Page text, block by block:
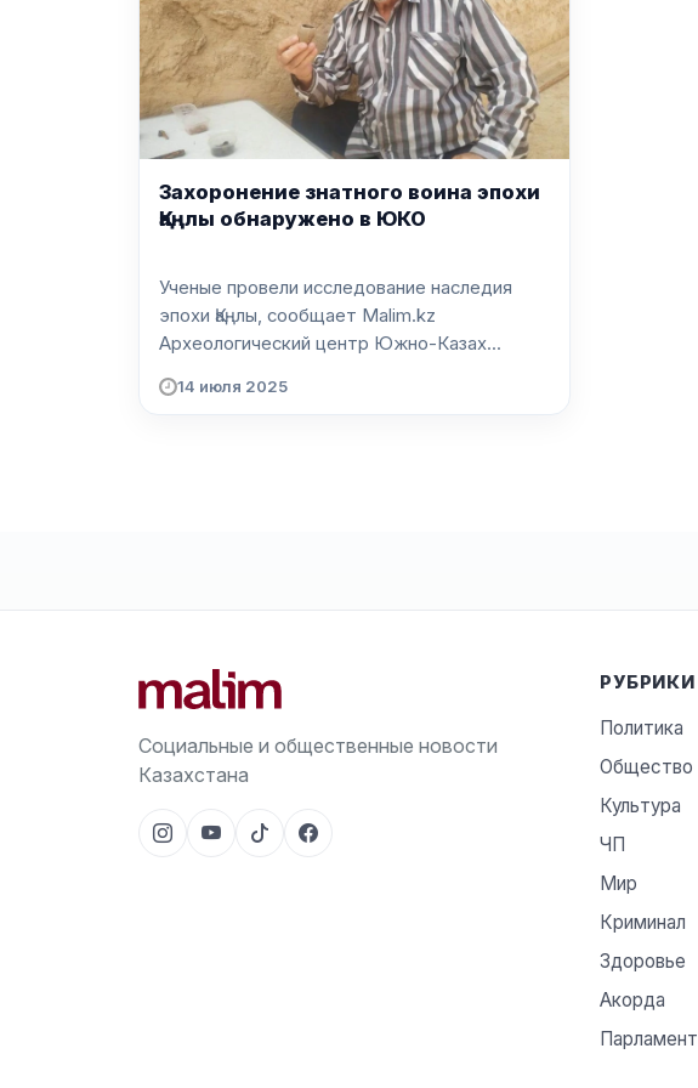
Захоронение знатного воина эпохи
Қаңлы обнаружено в ЮКО
Ученые провели исследование наследия
эпохи Қаңлы, сообщает Malim.kz
Археологический центр Южно-Казах...
14 июля 2025
Социальные и общественные новости
Казахстана
РУБРИКИ
Политика
Общество
Культура
ЧП
Мир
Криминал
Здоровье
Акорда
Парламент